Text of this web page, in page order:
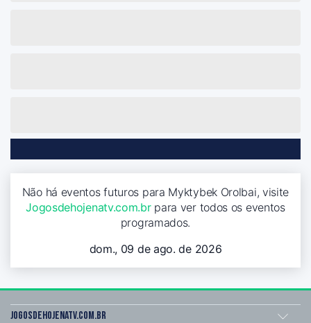
Não há eventos futuros para Myktybek Orolbai, visite
Jogosdehojenatv.com.brpara ver todos os eventos
programados.
dom., 09 de ago. de 2026
Jogosdehojenatv.com.br